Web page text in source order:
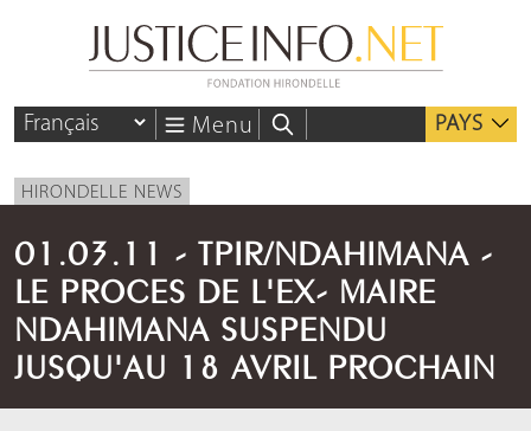
Menu PAYS
HIRONDELLE NEWS
01.03.11 - TPIR/NDAHIMANA -
LE PROCES DE L'EX- MAIRE
NDAHIMANA SUSPENDU
JUSQU'AU 18 AVRIL PROCHAIN